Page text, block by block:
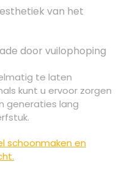
van het
door vuilophoping
te laten
kunt u ervoor zorgen
generaties lang
schoonmaken en